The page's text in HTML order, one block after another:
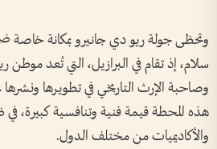
وتحظى جولة ريو دي جانيرو بمكانة خاصة
سلام، إذ تقام في البرازيل، التي تُعد موطن
وصاحبة الإرث التاريخي في تطويرها
هذه المحطة قيمة فنية وتنافسية كبيرة،
والأكاديميات من مختلف الدول.